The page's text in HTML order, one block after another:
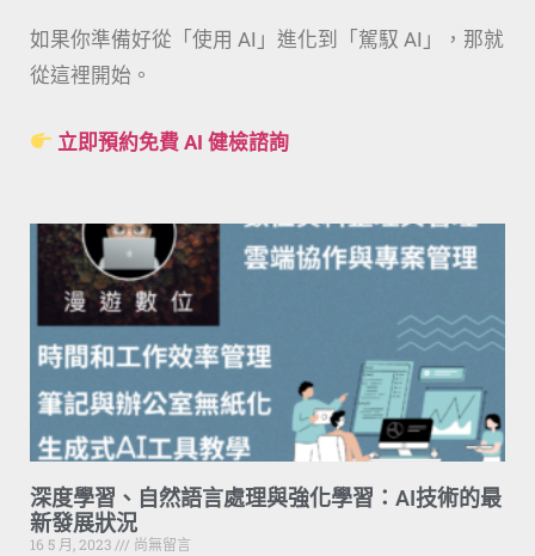
如果你準備好從「使用 AI」進化到「駕馭 AI」，那就
從這裡開始。
立即預約免費 AI 健檢諮詢
深度學習、自然語言處理與強化學習：AI技術的最
新發展狀況
16 5 月, 2023
尚無留言